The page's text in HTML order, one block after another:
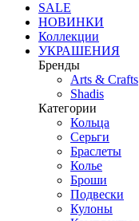
SALE
НОВИНКИ
Коллекции
УКРАШЕНИЯ
Бренды
Аrts & Сrafts
Shadis
Категории
Кольца
Серьги
Браслеты
Колье
Броши
Подвески
Кулоны